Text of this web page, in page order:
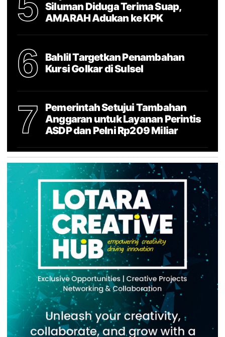
Siluman Diduga Terima Suap,
AMARAH Adukan ke KPK
6
Bahlil Targetkan Penambahan
Kursi Golkar di Sulsel
7
Pemerintah Setujui Tambahan
Anggaran untuk Layanan Perintis
ASDP dan Pelni Rp209 Miliar